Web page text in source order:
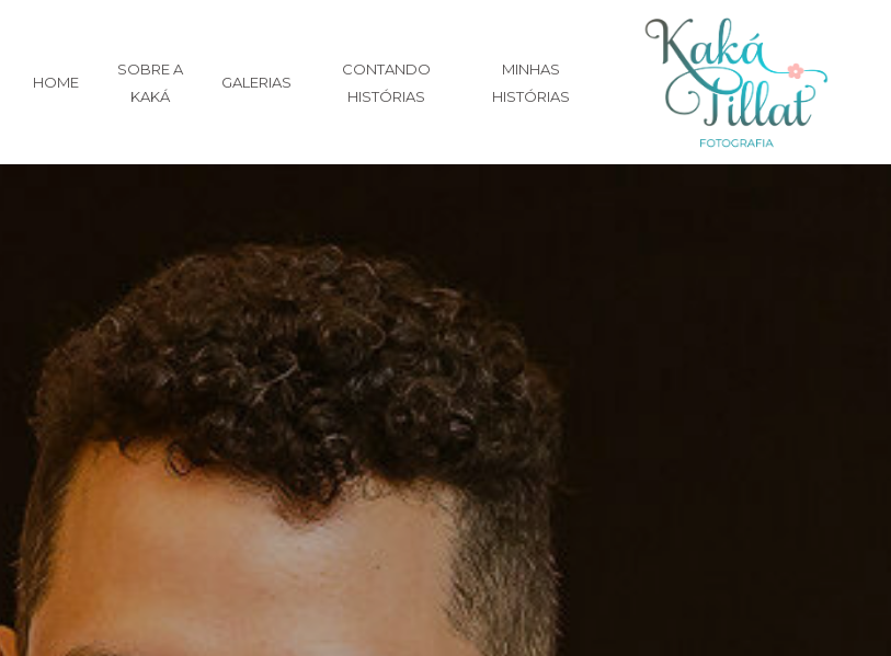
HOME
SOBRE A
KAKÁ
GALERIAS
CONTANDO
HISTÓRIAS
MINHAS
HISTÓRIAS